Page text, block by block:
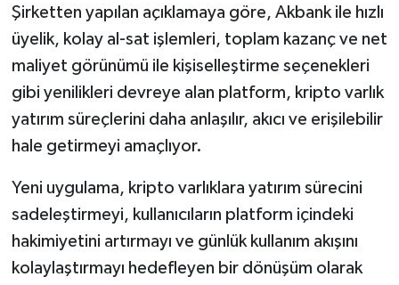
Şirketten yapılan açıklamaya göre, Akbank ile hızlı
üyelik, kolay al-sat işlemleri, toplam kazanç ve net
maliyet görünümü ile kişiselleştirme seçenekleri
gibi yenilikleri devreye alan platform, kripto varlık
yatırım süreçlerini daha anlaşılır, akıcı ve erişilebilir
hale getirmeyi amaçlıyor.
Yeni uygulama, kripto varlıklara yatırım sürecini
sadeleştirmeyi, kullanıcıların platform içindeki
hakimiyetini artırmayı ve günlük kullanım akışını
kolaylaştırmayı hedefleyen bir dönüşüm olarak